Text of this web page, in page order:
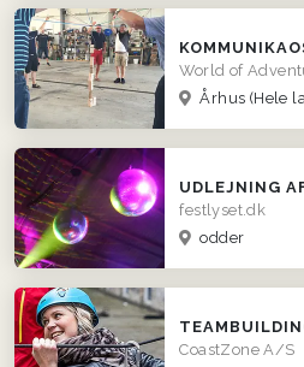
World of
Århus (Hele
festlyset.dk
odder
CoastZone A/S